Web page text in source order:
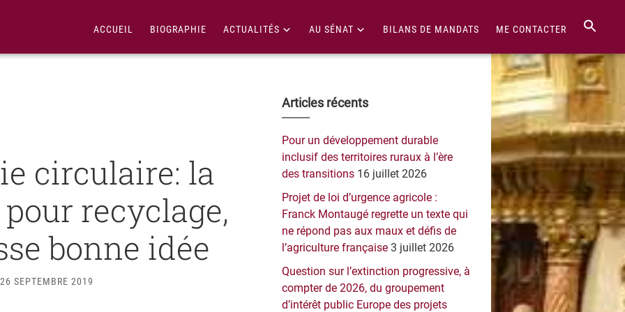
ACCUEIL BIOGRAPHIE ACTUALITÉS AU SÉNAT BILANS DE MANDATS ME CONTACTER
circulaire: la
recyclage,
bonne idée
26 SEPTEMBRE 2019
Barre
latérale
principale
Articles récents
Pour un développement durable
inclusif des territoires ruraux à l’ère
des transitions 16 juillet 2026
Projet de loi d’urgence agricole :
Franck Montaugé regrette un texte qui
ne répond pas aux maux et défis de
l’agriculture française 3 juillet 2026
Question sur l’extinction progressive, à
compter de 2026, du groupement
d’intérêt public Europe des projets